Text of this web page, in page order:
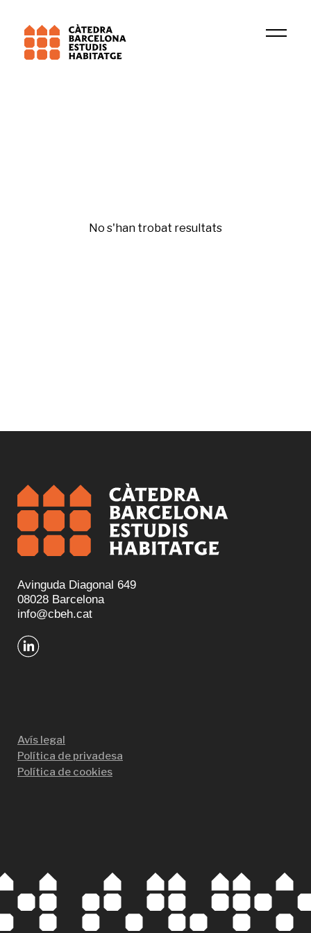
No s'han trobat resultats
Avinguda Diagonal 649
08028 Barcelona
info@cbeh.cat
Avís legal
Política de privadesa
Política de cookies